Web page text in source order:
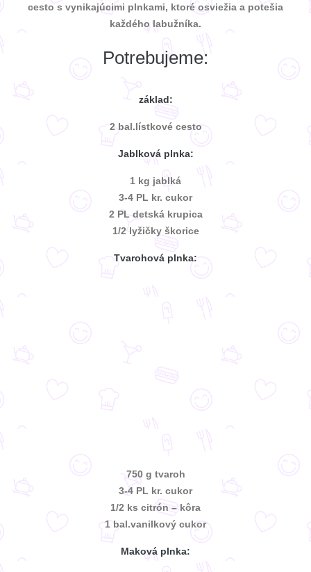
cesto s vynikajúcimi plnkami, ktoré osviežia a potešia
každého labužníka.
Potrebujeme:
základ:
2 bal.lístkové cesto
Jablková plnka:
1 kg jablká
3-4 PL kr. cukor
2 PL detská krupica
1/2 lyžičky škorice
Tvarohová plnka:
750 g tvaroh
3-4 PL kr. cukor
1/2 ks citrón – kôra
1 bal.vanilkový cukor
Maková plnka: